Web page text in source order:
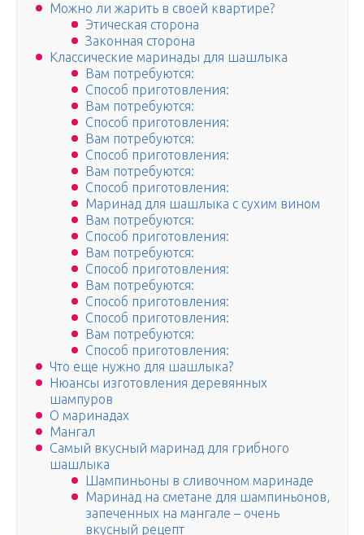
Можно ли жарить в своей квартире?
Этическая сторона
Законная сторона
Классические маринады для шашлыка
Вам потребуются:
Способ приготовления:
Вам потребуются:
Способ приготовления:
Вам потребуются:
Способ приготовления:
Вам потребуются:
Способ приготовления:
Маринад для шашлыка с сухим вином
Вам потребуются:
Способ приготовления:
Вам потребуются:
Способ приготовления:
Вам потребуются:
Способ приготовления:
Способ приготовления:
Вам потребуются:
Способ приготовления:
Что еще нужно для шашлыка?
Нюансы изготовления деревянных
шампуров
О маринадах
Мангал
Самый вкусный маринад для грибного
шашлыка
Шампиньоны в сливочном маринаде
Маринад на сметане для шампиньонов,
запеченных на мангале – очень
вкусный рецепт